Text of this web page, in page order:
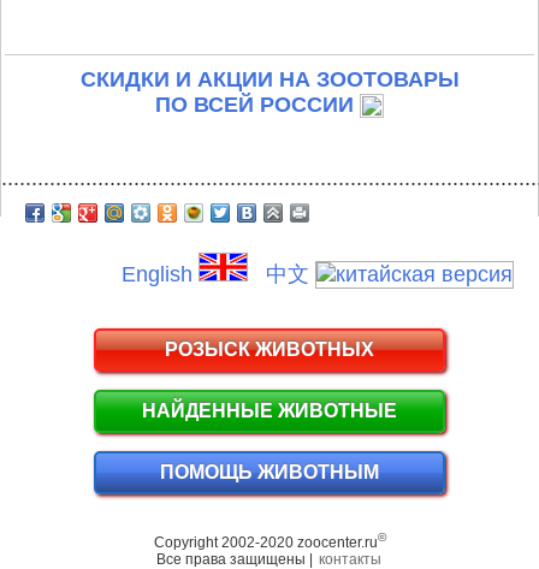
СКИДКИ И АКЦИИ НА ЗООТОВАРЫ
ПО ВСЕЙ РОССИИ
English 中文
РОЗЫСК ЖИВОТНЫХ
НАЙДЕННЫЕ ЖИВОТНЫЕ
ПОМОЩЬ ЖИВОТНЫМ
Copyright 2002-2020 zoocenter.ru©
Все права защищены | контакты